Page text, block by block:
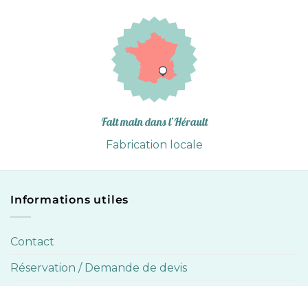
Fait main dans l’Hérault
Fabrication locale
Informations utiles
Contact
Réservation / Demande de devis